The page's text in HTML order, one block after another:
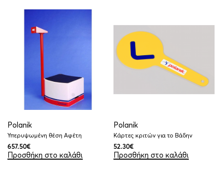
Polanik
Υπερυψωμένη θέση Αφέτη
657.50€
Προσθήκη στο καλάθι
Polanik
Κάρτες κριτών για το Βάδην
52.30€
Προσθήκη στο καλάθι